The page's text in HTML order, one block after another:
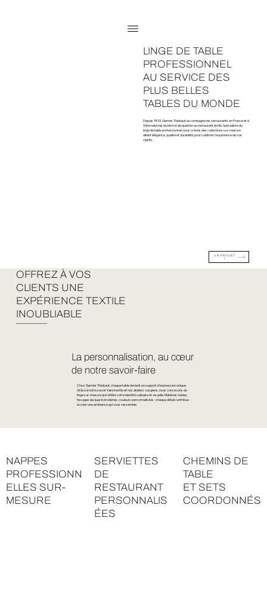
LINGE DE TABLE
PROFESSIONNEL
AU SERVICE DES
PLUS BELLES
TABLES DU MONDE
Depuis 1833, Garnier Thiebaut accompagne les restaurants en France et à
l’international, du bistrot de quartier au restaurant étoilé. Spécialiste du
linge de table professionnel, nous créons des collections sur-mesure
alliant élégance, qualité et durabilité, pour sublimer l’expérience de vos
clients.
UN PROJET
?
OFFREZ À VOS
CLIENTS UNE
EXPÉRIENCE TEXTILE
INOUBLIABLE
La personnalisation, au cœur
de notre savoir-faire
Chez Garnier Thiebaut, chaque table devient un support d’expression unique.
Grâce à notre savoir-faire textile et nos ateliers vosgiens, nous concevons du
linge sur-mesure qui reflète votre identité culinaire et visuelle. Matières nobles,
tissages jacquard, broderies, couleurs personnalisées : chaque détail contribue
à créer une ambiance qui vous ressemble.
NAPPES
PROFESSIONN
ELLES SUR-
MESURE
SERVIETTES
DE
RESTAURANT
PERSONNALIS
ÉES
CHEMINS DE
TABLE
ET SETS
COORDONNÉS